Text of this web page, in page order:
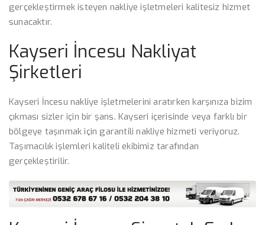
gerçekleştirmek isteyen nakliye işletmeleri kalitesiz hizmet
sunacaktır.
Kayseri İncesu Nakliyat
Şirketleri
Kayseri İncesu nakliye işletmelerini aratırken karşınıza bizim
çıkması sizler için bir şans. Kayseri içerisinde veya farklı bir
bölgeye taşınmak için garantili nakliye hizmeti veriyoruz.
Taşımacılık işlemleri kaliteli ekibimiz tarafından
gerçekleştirilir.